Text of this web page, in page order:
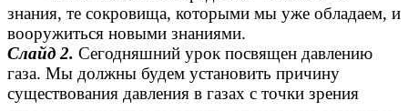
знания, те сокровища, которыми мы уже обладаем, и
вооружиться новыми знаниями.
Слайд 2. Сегодняшний урок посвящен давлению
газа. Мы должны будем установить причину
существования давления в газах с точки зрения